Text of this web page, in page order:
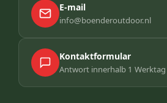
E-mail
info@boenderoutdoor.nl
Kontaktformular
Antwort innerhalb 1 Werktag